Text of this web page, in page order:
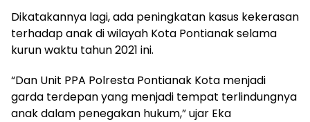
Dikatakannya lagi, ada peningkatan kasus kekerasan
terhadap anak di wilayah Kota Pontianak selama
kurun waktu tahun 2021 ini.
“Dan Unit PPA Polresta Pontianak Kota menjadi
garda terdepan yang menjadi tempat terlindungnya
anak dalam penegakan hukum,” ujar Eka